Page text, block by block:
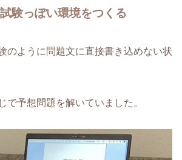
験っぽい環境をつくる
のように問題文に直接書き込めない状
で予想問題を解いていました。